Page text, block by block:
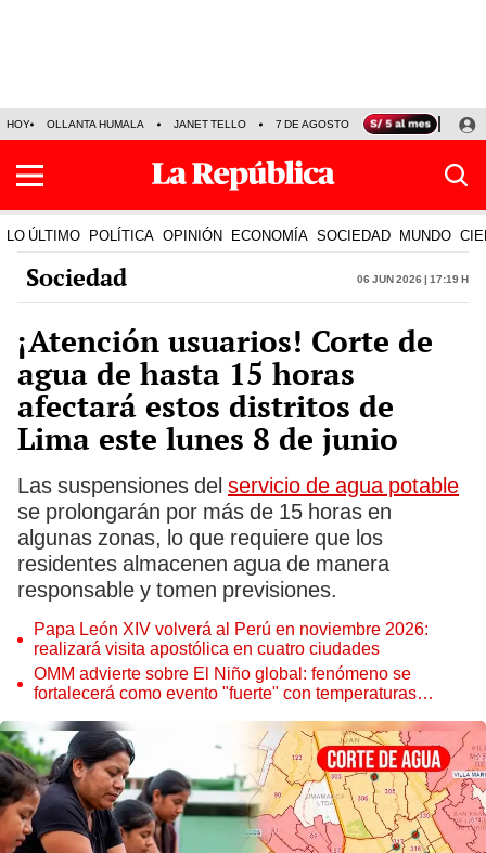
HOY OLLANTA HUMALA JANET TELLO 7 DE AGOSTO TINKA RESULTADOS
LO ÚLTIMO POLÍTICA OPINIÓN ECONOMÍA SOCIEDAD MUNDO
Sociedad 06 Jun 2026 | 17:19 h
¡Atención usuarios! Corte de
agua de hasta 15 horas
afectará estos distritos de
Lima este lunes 8 de junio
Las suspensiones del servicio de agua potable
se prolongarán por más de 15 horas en
algunas zonas, lo que requiere que los
residentes almacenen agua de manera
responsable y tomen previsiones.
Papa León XIV volverá al Perú en noviembre 2026:
realizará visita apostólica en cuatro ciudades
OMM advierte sobre El Niño global: fenómeno se
fortalecerá como evento "fuerte" con temperaturas